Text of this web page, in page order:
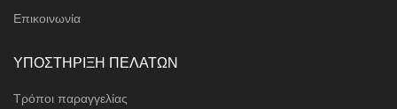
Επικοινωνία
ΥΠΟΣΤΗΡΙΞΗ ΠΕΛΑΤΩΝ
Τρόποι παραγγελίας